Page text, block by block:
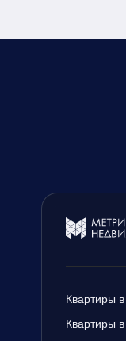
Квартиры
Квартиры